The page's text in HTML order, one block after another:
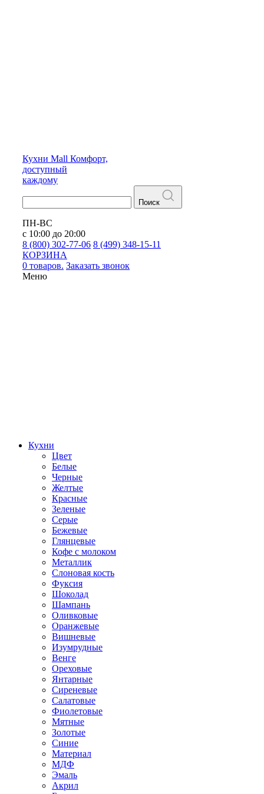
Кухни Mall Комфорт,
доступный
каждому
Поиск
ПН-ВС
с 10:00 до 20:00
8 (800) 302-77-06 8 (499) 348-15-11
КОРЗИНА
0 товаров. Заказать звонок
Меню
Кухни
Цвет
Белые
Черные
Желтые
Красные
Зеленые
Серые
Бежевые
Глянцевые
Кофе с молоком
Металлик
Слоновая кость
Фуксия
Шоколад
Шампань
Оливковые
Оранжевые
Вишневые
Изумрудные
Венге
Ореховые
Янтарные
Сиреневые
Салатовые
Фиолетовые
Мятные
Золотые
Синие
Материал
МДФ
Эмаль
Акрил